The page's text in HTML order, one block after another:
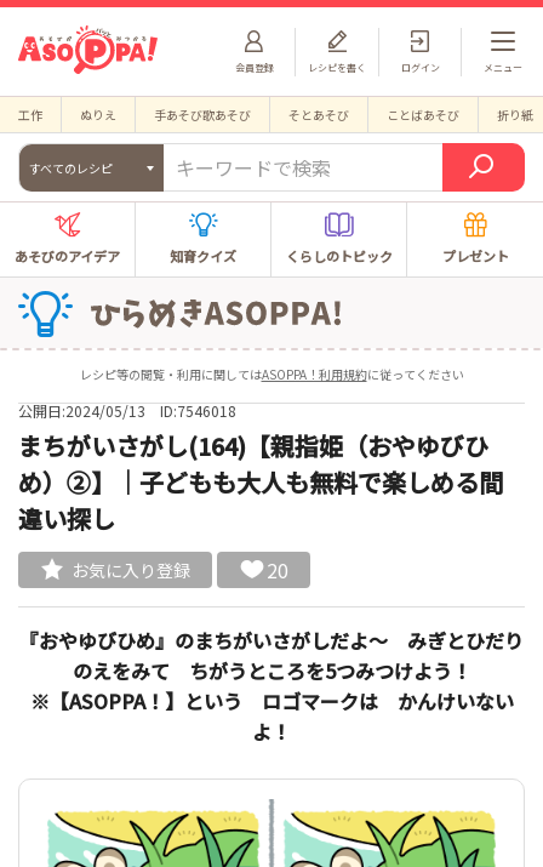
会員登録 ログイン
レシピを書く メニュー
工作 ぬりえ 手あそび歌あそび そとあそび ことばあそび 折り紙
すべてのレシピ
あそびのアイデア 知育クイズ くらしのトピック プレゼント
レシピ等の閲覧・利用に関してはASOPPA！利用規約に従ってください
公開日:2024/05/13 ID:7546018
まちがいさがし(164)【親指姫（おやゆびひ
め）②】｜子どもも大人も無料で楽しめる間
違い探し
お気に入り登録 20
『おやゆびひめ』のまちがいさがしだよ～ みぎとひだり
のえをみて ちがうところを5つみつけよう！
※【ASOPPA！】という ロゴマークは かんけいない
よ！